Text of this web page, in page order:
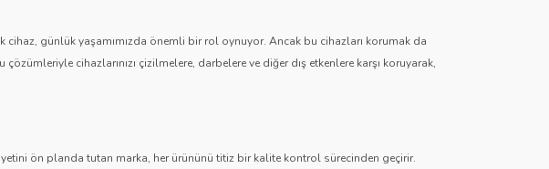
günlük yaşamımızda önemli bir rol oynuyor. Ancak bu cihazları korumak da
cihazlarınızı çizilmelere, darbelere ve diğer dış etkenlere karşı koruyarak,
ön planda tutan marka, her ürününü titiz bir kalite kontrol sürecinden geçirir.